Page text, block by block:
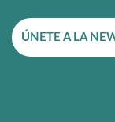
ÚNETE A LA